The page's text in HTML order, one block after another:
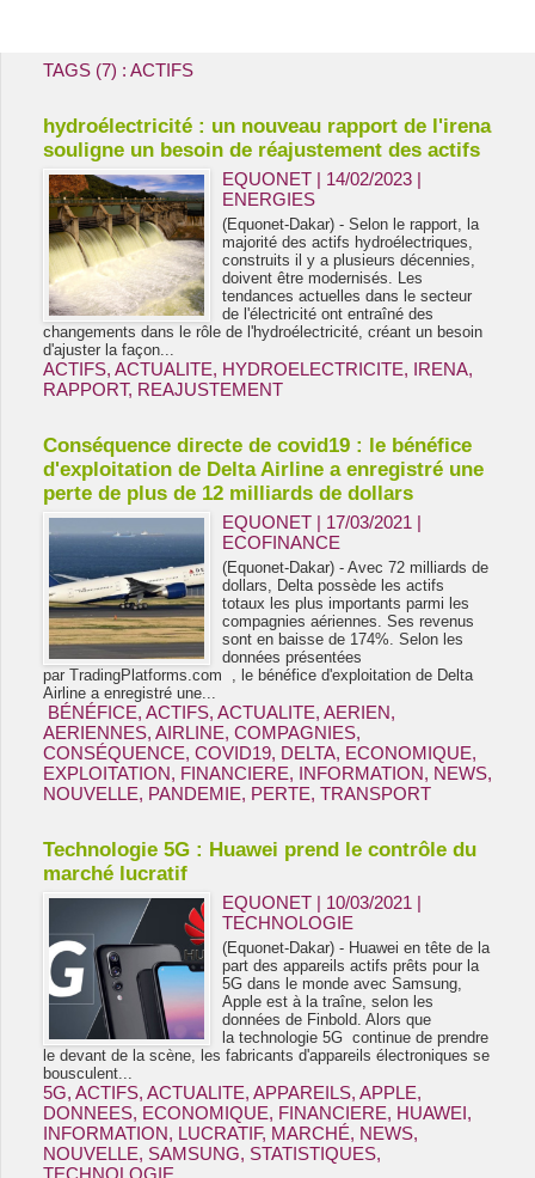
TAGS (7) : ACTIFS
hydroélectricité : un nouveau rapport de l'irena
souligne un besoin de réajustement des actifs
EQUONET | 14/02/2023 |
ENERGIES
(Equonet-Dakar) - Selon le rapport, la
majorité des actifs hydroélectriques,
construits il y a plusieurs décennies,
doivent être modernisés. Les
tendances actuelles dans le secteur
de l'électricité ont entraîné des
changements dans le rôle de l'hydroélectricité, créant un besoin
d'ajuster la façon...
ACTIFS, ACTUALITE, HYDROELECTRICITE, IRENA,
RAPPORT, REAJUSTEMENT
Conséquence directe de covid19 : le bénéfice
d'exploitation de Delta Airline a enregistré une
perte de plus de 12 milliards de dollars
EQUONET | 17/03/2021 |
ECOFINANCE
(Equonet-Dakar) - Avec 72 milliards de
dollars, Delta possède les actifs
totaux les plus importants parmi les
compagnies aériennes. Ses revenus
sont en baisse de 174%. Selon les
données présentées
par TradingPlatforms.com , le bénéfice d'exploitation de Delta
Airline a enregistré une...
BÉNÉFICE, ACTIFS, ACTUALITE, AERIEN,
AERIENNES, AIRLINE, COMPAGNIES,
CONSÉQUENCE, COVID19, DELTA, ECONOMIQUE,
EXPLOITATION, FINANCIERE, INFORMATION, NEWS,
NOUVELLE, PANDEMIE, PERTE, TRANSPORT
Technologie 5G : Huawei prend le contrôle du
marché lucratif
EQUONET | 10/03/2021 |
TECHNOLOGIE
(Equonet-Dakar) - Huawei en tête de la
part des appareils actifs prêts pour la
5G dans le monde avec Samsung,
Apple est à la traîne, selon les
données de Finbold. Alors que
la technologie 5G continue de prendre
le devant de la scène, les fabricants d'appareils électroniques se
bousculent...
5G, ACTIFS, ACTUALITE, APPAREILS, APPLE,
DONNEES, ECONOMIQUE, FINANCIERE, HUAWEI,
INFORMATION, LUCRATIF, MARCHÉ, NEWS,
NOUVELLE, SAMSUNG, STATISTIQUES,
TECHNOLOGIE